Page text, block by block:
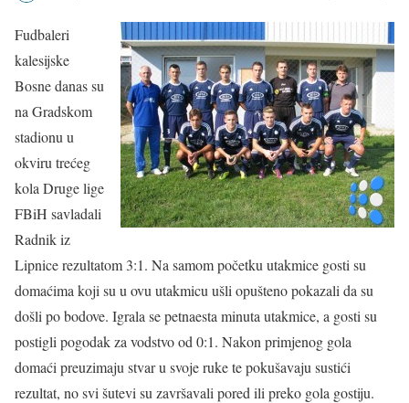
Fudbaleri
kalesijske
Bosne danas su
na Gradskom
stadionu u
okviru trećeg
kola Druge lige
FBiH savladali
Radnik iz
Lipnice rezultatom 3:1. Na samom početku utakmice gosti su
domaćima koji su u ovu utakmicu ušli opušteno pokazali da su
došli po bodove. Igrala se petnaesta minuta utakmice, a gosti su
postigli pogodak za vodstvo od 0:1. Nakon primjenog gola
domaći preuzimaju stvar u svoje ruke te pokušavaju sustići
rezultat, no svi šutevi su završavali pored ili preko gola gostiju.